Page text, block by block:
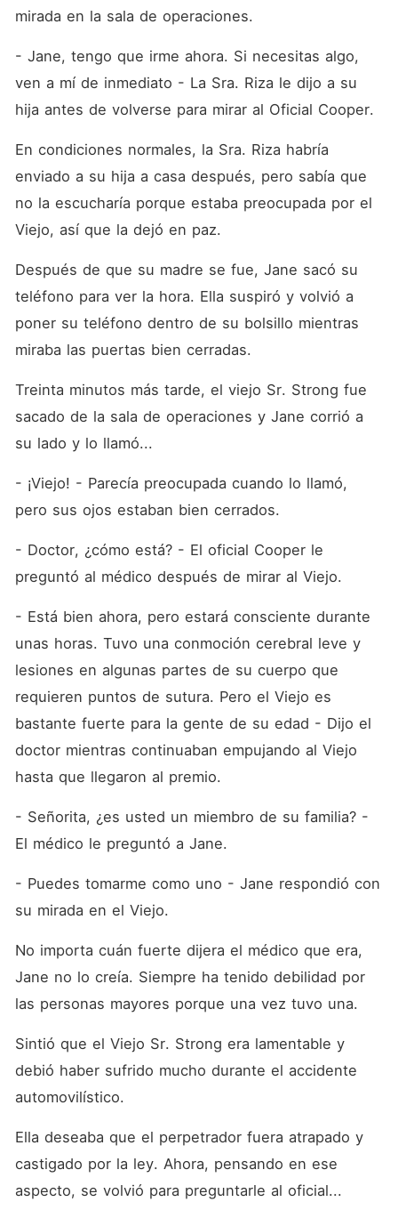
mirada en la sala de operaciones.
- Jane, tengo que irme ahora. Si necesitas algo,
ven a mí de inmediato - La Sra. Riza le dijo a su
hija antes de volverse para mirar al Oficial Cooper.
En condiciones normales, la Sra. Riza habría
enviado a su hija a casa después, pero sabía que
no la escucharía porque estaba preocupada por el
Viejo, así que la dejó en paz.
Después de que su madre se fue, Jane sacó su
teléfono para ver la hora. Ella suspiró y volvió a
poner su teléfono dentro de su bolsillo mientras
miraba las puertas bien cerradas.
Treinta minutos más tarde, el viejo Sr. Strong fue
sacado de la sala de operaciones y Jane corrió a
su lado y lo llamó...
- ¡Viejo! - Parecía preocupada cuando lo llamó,
pero sus ojos estaban bien cerrados.
- Doctor, ¿cómo está? - El oficial Cooper le
preguntó al médico después de mirar al Viejo.
- Está bien ahora, pero estará consciente durante
unas horas. Tuvo una conmoción cerebral leve y
lesiones en algunas partes de su cuerpo que
requieren puntos de sutura. Pero el Viejo es
bastante fuerte para la gente de su edad - Dijo el
doctor mientras continuaban empujando al Viejo
hasta que llegaron al premio.
- Señorita, ¿es usted un miembro de su familia? -
El médico le preguntó a Jane.
- Puedes tomarme como uno - Jane respondió con
su mirada en el Viejo.
No importa cuán fuerte dijera el médico que era,
Jane no lo creía. Siempre ha tenido debilidad por
las personas mayores porque una vez tuvo una.
Sintió que el Viejo Sr. Strong era lamentable y
debió haber sufrido mucho durante el accidente
automovilístico.
Ella deseaba que el perpetrador fuera atrapado y
castigado por la ley. Ahora, pensando en ese
aspecto, se volvió para preguntarle al oficial...